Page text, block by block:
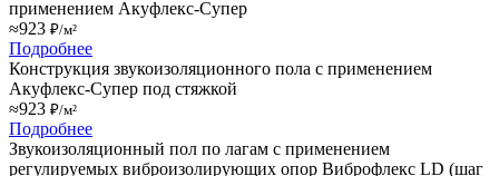
применением Акуфлекс-Супер
≈923 ₽/м²
Подробнее
Конструкция звукоизоляционного пола с применением
Акуфлекс-Супер под стяжкой
≈923 ₽/м²
Подробнее
Звукоизоляционный пол по лагам с применением
регулируемых виброизолирующих опор Виброфлекс LD (шаг